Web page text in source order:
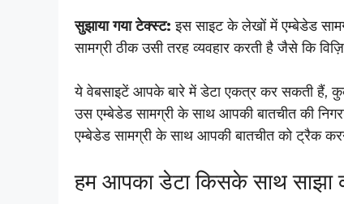
सुझाया गया टेक्स्ट:इस साइट के लेखों में एम्बेडेड
सामग्री ठीक उसी तरह व्यवहार करती है जैसे कि
ये वेबसाइटें आपके बारे में डेटा एकत्र कर सकती हैं,
उस एम्बेडेड सामग्री के साथ आपकी बातचीत की
एम्बेडेड सामग्री के साथ आपकी बातचीत को ट्रैक
हम आपका डेटा किसके साथ साझा